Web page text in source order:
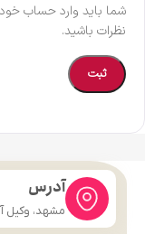
شما باید وارد حساب
نظرات باشید.
آدرس
مشهد، وکیل